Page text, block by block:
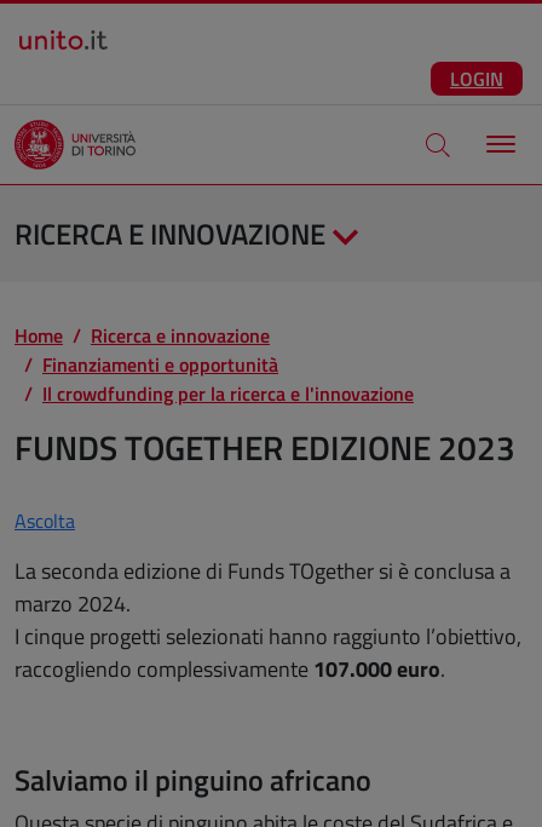
Salta al contenuto principale
LOGIN
Apri modale
RICERCA E INNOVAZIONE
Home
Ricerca e innovazione
Finanziamenti e opportunità
Il crowdfunding per la ricerca e l'innovazione
FUNDS TOGETHER EDIZIONE 2023
Ascolta
La seconda edizione di Funds TOgether si è conclusa a
marzo 2024.
I cinque progetti selezionati hanno raggiunto l’obiettivo,
raccogliendo complessivamente107.000 euro.
Salviamo il pinguino africano